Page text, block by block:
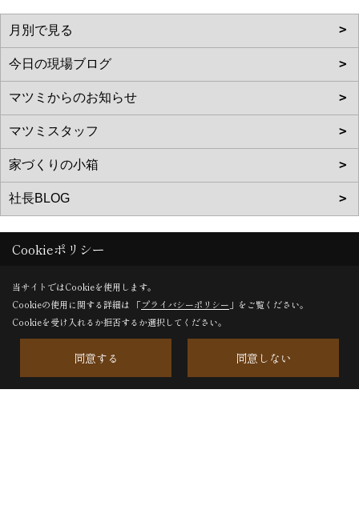
〒468-0044
愛知県名古屋市天白区笹原町703番地
0120-144-227
FAX：052-895-2950
Cookieポリシー
当サイトではCookieを使用します。
Cookieの使用に関する詳細は 「プライバシーポリシー 」をご覧ください。
Cookieを受け入れるか拒否するか選択してください。
同意する 同意しない